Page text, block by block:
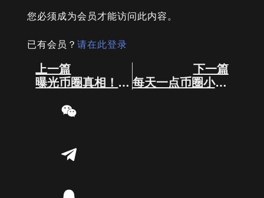
您必须成为会员才能访问此内容。
已有会员？ 请在此登录
Prev
上一篇
曝光币圈真相！不看这篇永远都不知道！
下一篇
每天一点币圈小常识 第三期